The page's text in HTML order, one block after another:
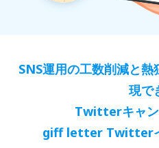
SNS運用の工数削減と
現で
Twitterキャン
giff letter Twitter